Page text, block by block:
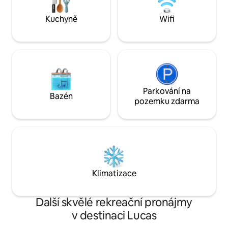
uměleckých
Letos na jaře
Kuchyně Wifi
Bazén
Parkování na
pozemku zdarma
Klimatizace
Další skvělé rekreační pronájmy
v destinaci Lucas